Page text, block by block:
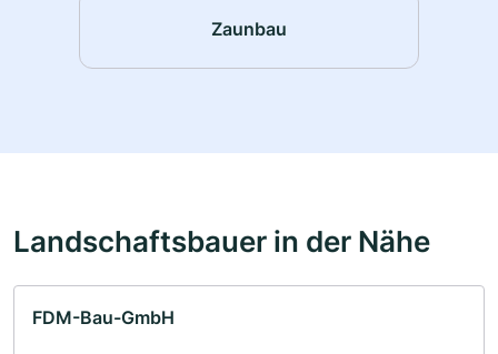
Zaunbau
Landschaftsbauer in der Nähe
FDM-Bau-GmbH